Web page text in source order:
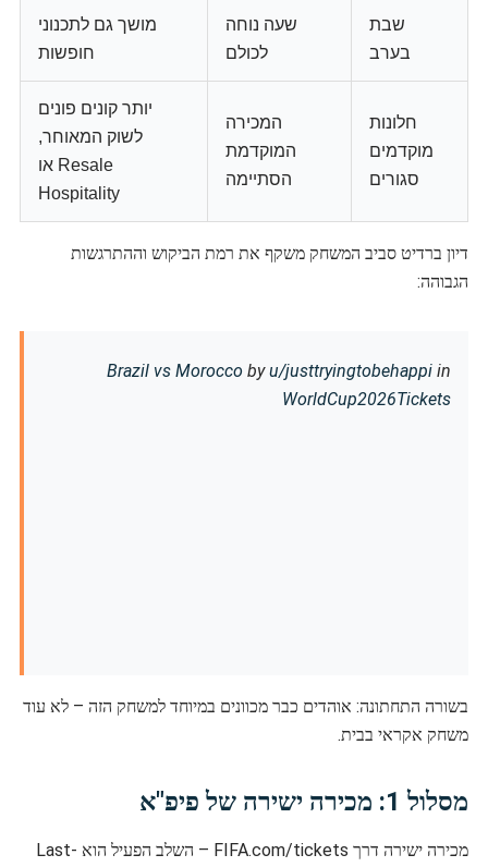
שבת
בערב
שעה נוחה
לכולם
מושך גם לתכנוני
חופשות
חלונות
מוקדמים
סגורים
המכירה
המוקדמת
הסתיימה
יותר קונים פונים
לשוק המאוחר,
Resale או
Hospitality
דיון ברדיט סביב המשחק משקף את רמת הביקוש וההתרגשות
הגבוהה:
Brazil vs Morocco byu/justtryingtobehappi in
WorldCup2026Tickets
בשורה התחתונה: אוהדים כבר מכוונים במיוחד למשחק הזה – לא עוד
משחק אקראי בבית.
מסלול 1: מכירה ישירה של פיפ"א
מכירה ישירה דרך FIFA.com/tickets – השלב הפעיל הוא Last-